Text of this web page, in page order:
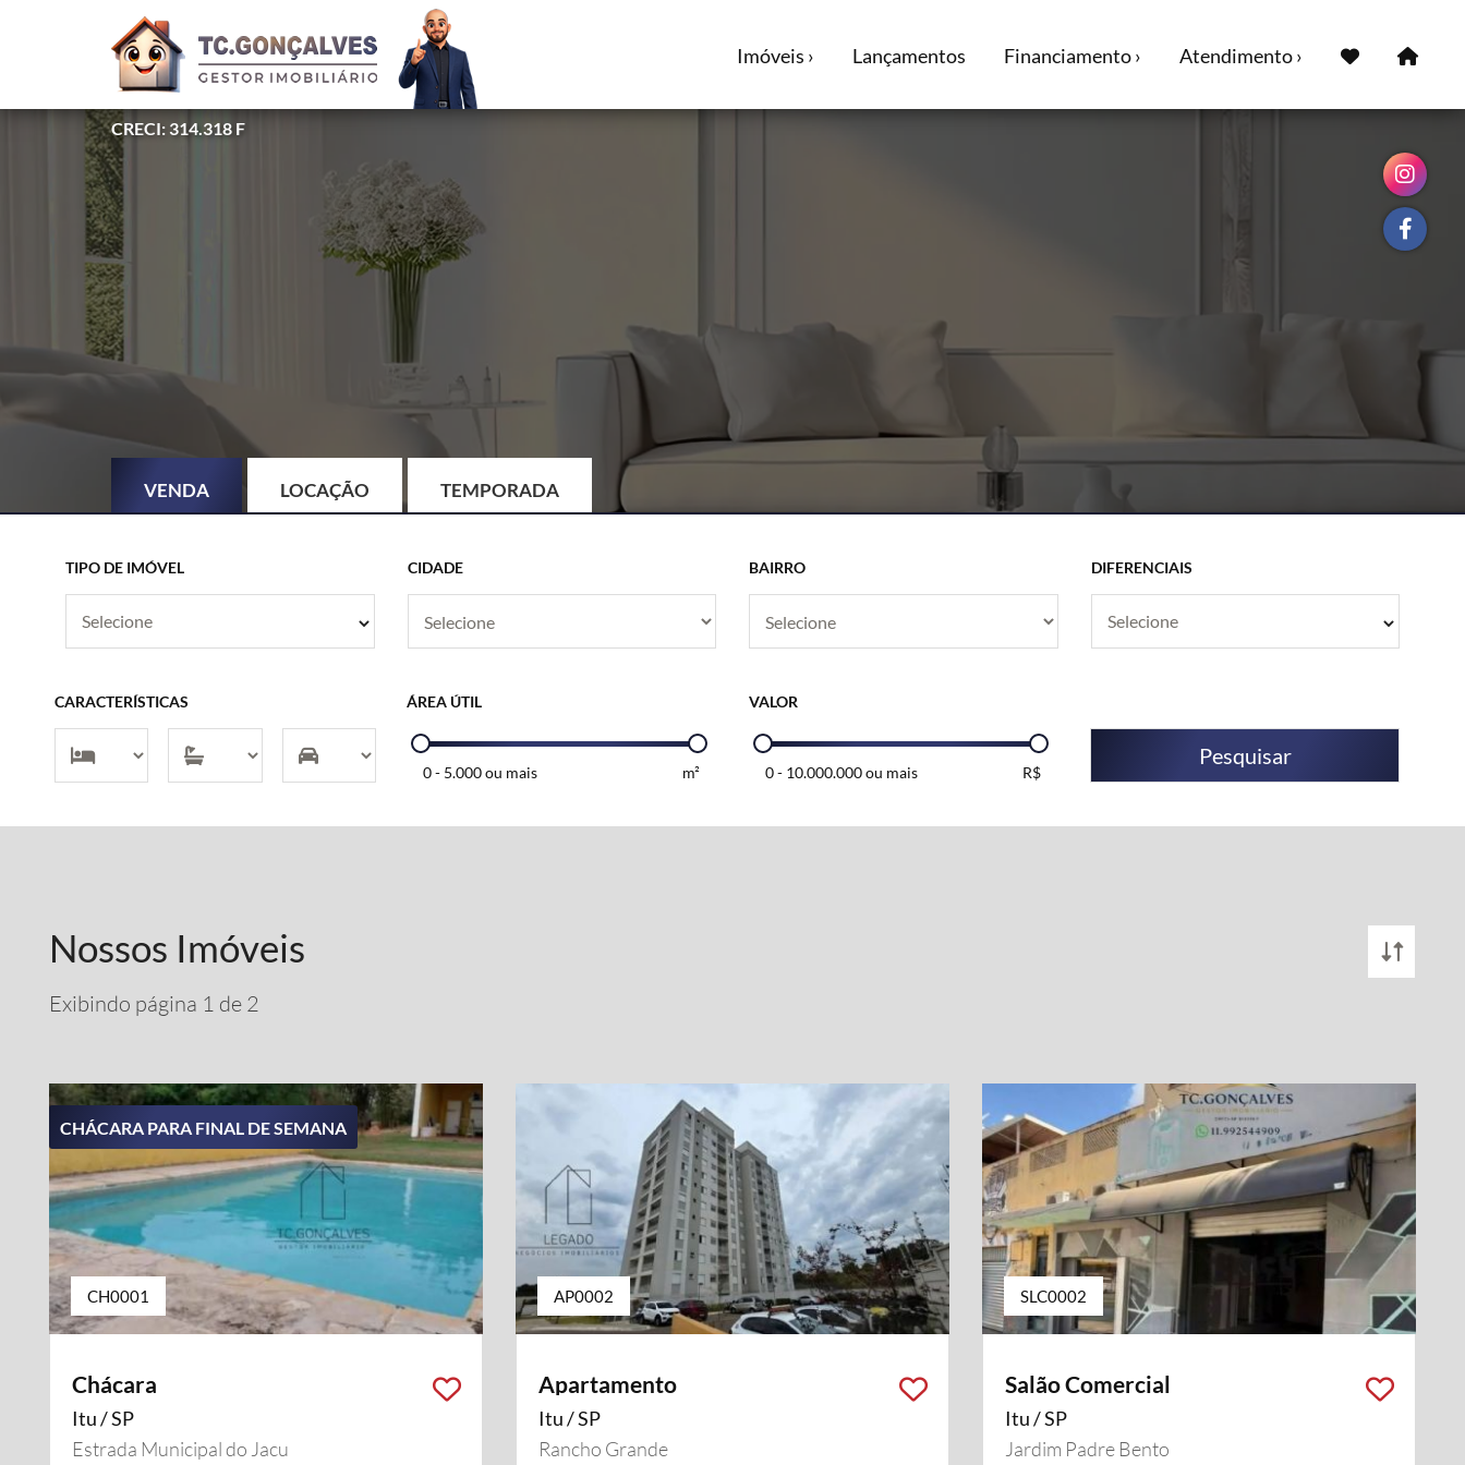
CRECI: 314.318 F
Imóveis › Lançamentos Financiamento › Atendimento ›
VENDA LOCAÇÃO TEMPORADA
TIPO DE IMÓVEL
Selecione
CIDADE BAIRRO DIFERENCIAIS
Selecione
CARACTERÍSTICAS ÁREA ÚTIL
0 - 5.000 ou mais m²
VALOR
0- 10.000.000 ou mais R$
Pesquisar
Nossos Imóveis
Exibindo página 1 de 2
CHÁCARA PARA FINAL DE SEMANA
CH0001
Chácara
Itu / SP
Estrada Municipal do Jacu
AP0002
Apartamento
Itu / SP
Rancho Grande
SLC0002
Salão Comercial
Itu / SP
Jardim Padre Bento